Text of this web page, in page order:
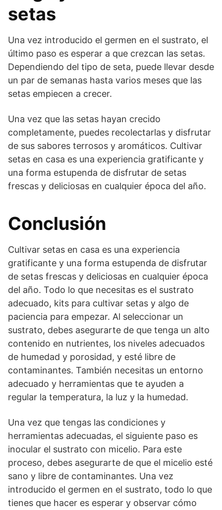
setas
Una vez introducido el germen en el sustrato, el
último paso es esperar a que crezcan las setas.
Dependiendo del tipo de seta, puede llevar desde
un par de semanas hasta varios meses que las
setas empiecen a crecer.
Una vez que las setas hayan crecido
completamente, puedes recolectarlas y disfrutar
de sus sabores terrosos y aromáticos. Cultivar
setas en casa es una experiencia gratificante y
una forma estupenda de disfrutar de setas
frescas y deliciosas en cualquier época del año.
Conclusión
Cultivar setas en casa es una experiencia
gratificante y una forma estupenda de disfrutar
de setas frescas y deliciosas en cualquier época
del año. Todo lo que necesitas es el sustrato
adecuado, kits para cultivar setas y algo de
paciencia para empezar. Al seleccionar un
sustrato, debes asegurarte de que tenga un alto
contenido en nutrientes, los niveles adecuados
de humedad y porosidad, y esté libre de
contaminantes. También necesitas un entorno
adecuado y herramientas que te ayuden a
regular la temperatura, la luz y la humedad.
Una vez que tengas las condiciones y
herramientas adecuadas, el siguiente paso es
inocular el sustrato con micelio. Para este
proceso, debes asegurarte de que el micelio esté
sano y libre de contaminantes. Una vez
introducido el germen en el sustrato, todo lo que
tienes que hacer es esperar y observar cómo